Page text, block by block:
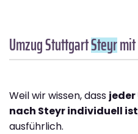
Umzug StuttgartSteyr
Weil wir wissen, dass
nach Steyr individuell ist
ausführlich.